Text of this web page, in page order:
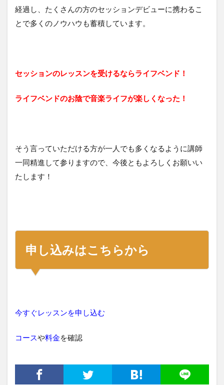
経過し、たくさんの方のセッションデビューに携わるこ
とで多くのノウハウも蓄積しています。
セッションのレッスンを受けるならライフベンド！
ライフベンドのお陰で音楽ライフが楽しくなった！
そう言っていただける方が一人でも多くなるように講師
一同精進して参りますので、今後ともよろしくお願いい
たします！
申し込みはこちらから
今すぐレッスンを申し込む
コースや料金を確認